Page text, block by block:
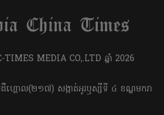
MEDIA CO,.LTD ឆ្នាំ​ 2026
ហ្គោល(២១៧) សង្កាត់អូរឫស្សីទី ៤ ខណ្ឌមករា